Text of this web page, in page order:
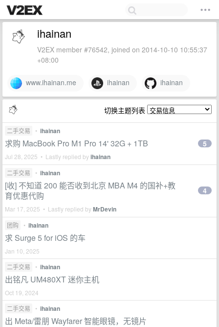
ihainan
V2EX member #76542, joined on 2014-10-10 10:55:37
+08:00
www.ihainan.me ihainan ihainan
切换主题列表
二手交易 • ihainan
求购 MacBook Pro M1 Pro 14' 32G + 1TB
Jul 28, 2025 • Lastly replied byihainan
5
二手交易 • ihainan
[收] 不知道 200 能否收到北京 MBA M4 的国补+教
育优惠代购
Mar 17, 2025 • Lastly replied byMrDevin
4
团购 • ihainan
求 Surge 5 for iOS 的车
Jan 10, 2025
二手交易
• ihainan
出铭凡 UM480XT 迷你主机
Oct 19, 2024
二手交易
• ihainan
出 Meta/雷朋 Wayfarer 智能眼镜，无镜片